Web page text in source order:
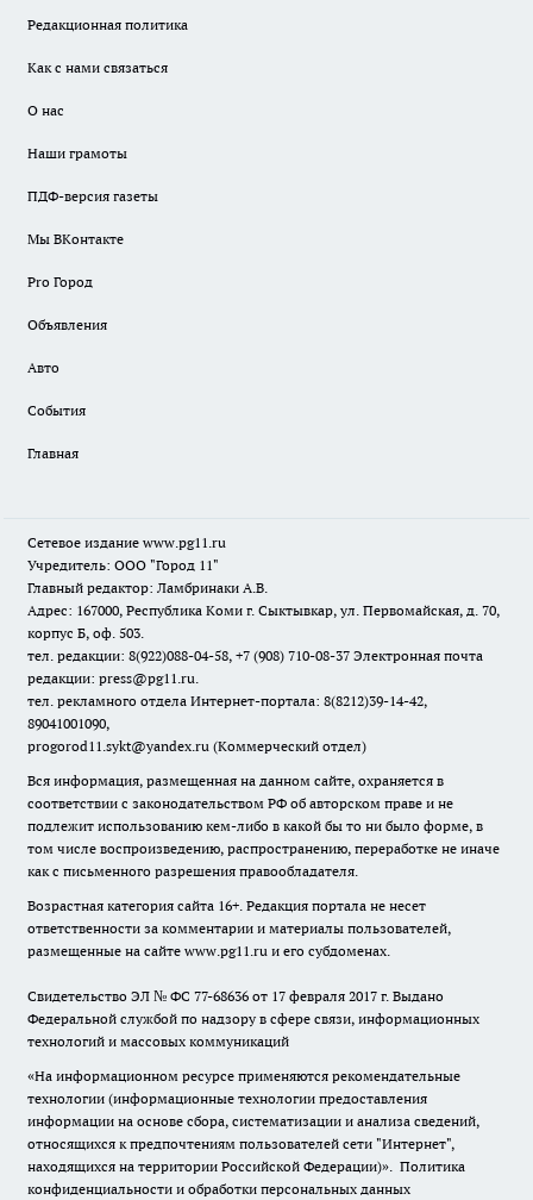
Редакционная политика
Как с нами связаться
О нас
Наши грамоты
ПДФ-версия газеты
Мы ВКонтакте
Pro Город
Объявления
Авто
События
Главная
Сетевое издание www.pg11.ru
Учредитель: ООО "Город 11"
Главный редактор: Ламбринаки А.В.
Адрес: 167000, Республика Коми г. Сыктывкар, ул. Первомайская, д. 70,
корпус Б, оф. 503.
тел. редакции: 8(922)088-04-58, +7 (908) 710-08-37 Электронная почта
редакции: press@pg11.ru.
тел. рекламного отдела Интернет-портала: 8(8212)39-14-42,
89041001090,
progorod11.sykt@yandex.ru (Коммерческий отдел)
Вся информация, размещенная на данном сайте, охраняется в
соответствии с законодательством РФ об авторском праве и не
подлежит использованию кем-либо в какой бы то ни было форме, в
том числе воспроизведению, распространению, переработке не иначе
как с письменного разрешения правообладателя.
Возрастная категория сайта 16+. Редакция портала не несет
ответственности за комментарии и материалы пользователей,
размещенные на сайте www.pg11.ru и его субдоменах.
Свидетельство ЭЛ № ФС 77-68636 от 17 февраля 2017 г. Выдано
Федеральной службой по надзору в сфере связи, информационных
технологий и массовых коммуникаций
«На информационном ресурсе применяются рекомендательные
технологии (информационные технологии предоставления
информации на основе сбора, систематизации и анализа сведений,
относящихся к предпочтениям пользователей сети "Интернет",
находящихся на территории Российской Федерации)». Политика
конфиденциальности и обработки персональных данных